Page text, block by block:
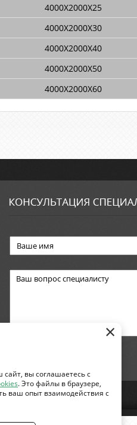
4000X2000X25
4000X2000X30
4000X2000X40
4000X2000X50
4000X2000X60
×
вы соглашаетесь с
. Это файлы в браузере,
ваш опыт взаимодействия с